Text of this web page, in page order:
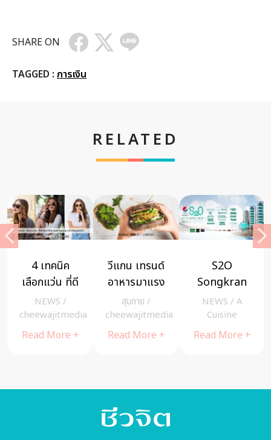
SHARE ON
TAGGED : การเงิน
RELATED
S2O
Songkran
Music
Festival
2018 ปาร์ตี้
NEWS/ A
Cuisine
Read More +
7 วิธีรับมือกับ
อาการ “เบื่อ
งาน” แต่ยัง
ลาออก ไม่ได้
NEWS /
cheewajitmedia
Read More +
ฮีโร่ เดินหน้า
ช่วยสังคม
ยับยั้งวิกฤตโค
วิด-19 บริจาค
ถุง
NEWS/A
Cuisine
Read More +